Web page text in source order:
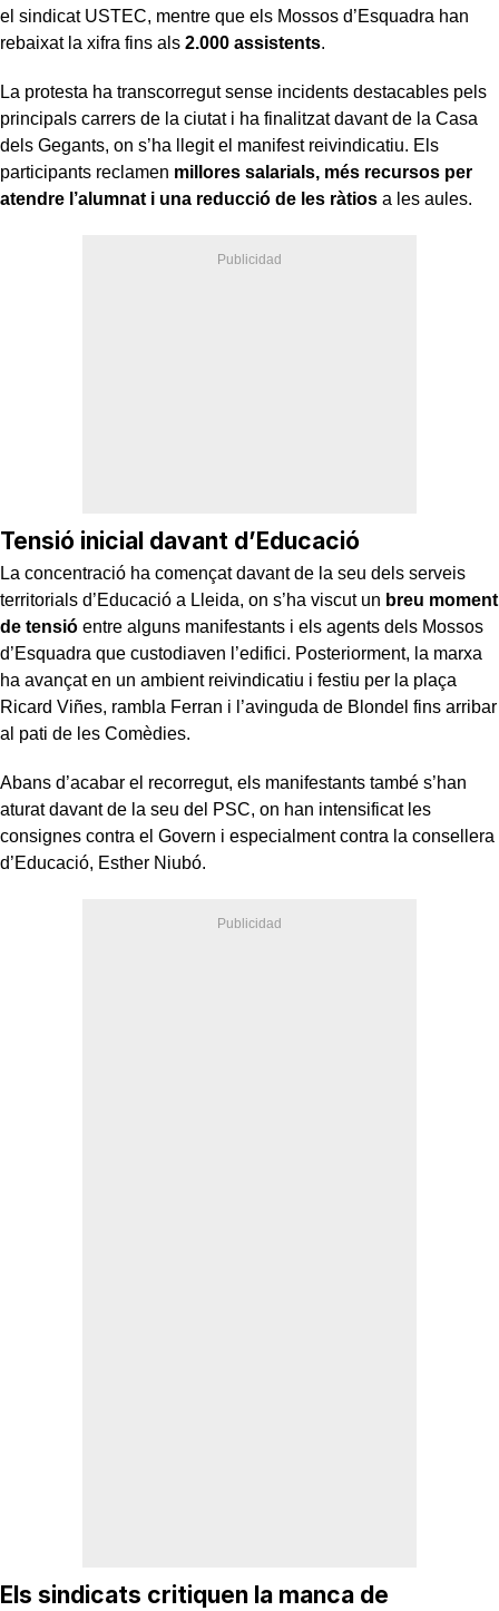
el sindicat USTEC, mentre que els Mossos d’Esquadra han
rebaixat la xifra fins als 2.000 assistents.
La protesta ha transcorregut sense incidents destacables pels
principals carrers de la ciutat i ha finalitzat davant de la Casa
dels Gegants, on s’ha llegit el manifest reivindicatiu. Els
participants reclamen millores salarials, més recursos per
atendre l’alumnat i una reducció de les ràtios a les aules.
Tensió inicial davant d’Educació
La concentració ha començat davant de la seu dels serveis
territorials d’Educació a Lleida, on s’ha viscut un breu moment
de tensió entre alguns manifestants i els agents dels Mossos
d’Esquadra que custodiaven l’edifici. Posteriorment, la marxa
ha avançat en un ambient reivindicatiu i festiu per la plaça
Ricard Viñes, rambla Ferran i l’avinguda de Blondel fins arribar
al pati de les Comèdies.
Abans d’acabar el recorregut, els manifestants també s’han
aturat davant de la seu del PSC, on han intensificat les
consignes contra el Govern i especialment contra la consellera
d’Educació, Esther Niubó.
Els sindicats critiquen la manca de